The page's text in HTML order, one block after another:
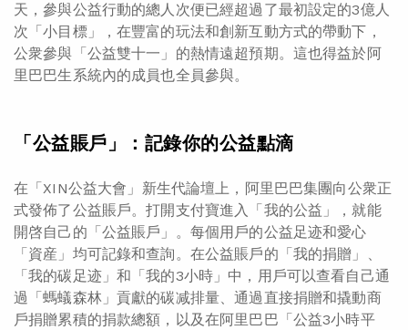
天，參與公益行動的總人次便已經超過了最初設定的3億人
次「小目標」，在豐富的玩法和創新互動方式的帶動下，
公衆參與「公益雙十一」的熱情遠超預期。這也得益於阿
里巴巴生系統內的成員也全員參與。
「公益賬戶」：記錄你的公益點滴
在「XIN公益大會」新生代論壇上，阿里巴巴集團向公衆正
式發佈了公益賬戶。打開支付寶進入「我的公益」，就能
開啓自己的「公益賬戶」。每個用戶的公益足迹和愛心
「資産」均可記錄和查詢。在公益賬戶的「我的捐贈」、
「我的碳足迹」和「我的3小時」中，用戶可以查看自己通
過「螞蟻森林」貢獻的碳减排量、通過直接捐贈和撬動商
戶捐贈累積的捐款總額，以及在阿里巴巴「公益3小時平